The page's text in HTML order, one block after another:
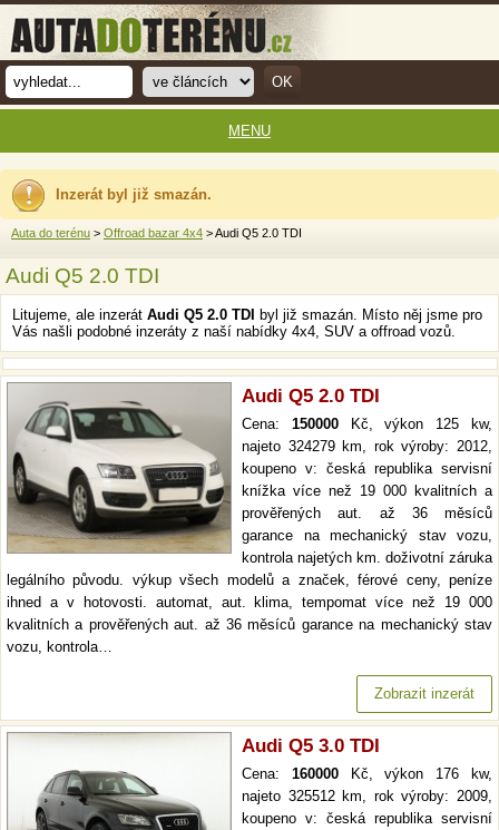
Inzerát byl již smazán.
Auta do terénu > Offroad bazar 4x4 > Audi Q5 2.0 TDI
Audi Q5 2.0 TDI
Litujeme, ale inzerát Audi Q5 2.0 TDI
byl již smazán. Místo něj jsme pro
Vás našli podobné inzeráty z naší nabídky 4x4, SUV a offroad vozů.
Audi Q5 2.0 TDI
Cena: 150000Kč, výkon 125 kw,
najeto 324279 km, rok výroby: 2012,
koupeno v: česká republika servisní
knížka více než 19 000 kvalitních a
prověřených aut. až 36 měsíců
garance na mechanický stav vozu,
kontrola najetých km. doživotní záruka
legálního původu. výkup všech modelů a značek, férové ceny, peníze
ihned a v hotovosti. automat, aut. klima, tempomat více než 19 000
kvalitních a prověřených aut. až 36 měsíců garance na mechanický stav
vozu, kontrola…
Zobrazit inzerát
Audi Q5 3.0 TDI
Cena: 160000Kč, výkon 176 kw,
najeto 325512 km, rok výroby: 2009,
koupeno v: česká republika servisní
MENU